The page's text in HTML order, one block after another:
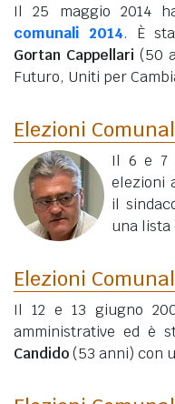
Il 25 maggio 2014
comunali 2014. È
Gortan Cappellari (50
Futuro, Uniti per
Elezioni
Il 6 e 7
elezioni
il
una lista
Elezioni
Il 12 e 13 giugno
amministrative ed è
Candido(53 anni) con